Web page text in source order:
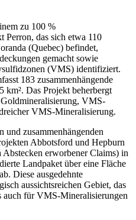
zu 100 %
Perron, das sich etwa 110
(Quebec) befindet,
gemacht sowie
(VMS) identifiziert.
183 zusammenhängende
km². Das Projekt beherbergt
VMS-
VMS-Mineralisierung.
und zusammenhängenden
Abbotsford und Hepburn
erworbener Claims) in
Landpaket über eine Fläche
Diese ausgedehnte
aussichtsreichen Gebiet, das
für VMS-Mineralisierungen